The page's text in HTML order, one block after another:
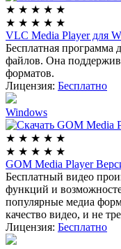
★ ★ ★ ★ ★
★ ★ ★ ★ ★
VLC Media Player для
Бесплатная программа
файлов. Она
форматов.
Лицензия: Бесплатно
Windows
★ ★ ★ ★ ★
★ ★ ★ ★ ★
GOM Media Player
Бесплатный видео
функций и
популярные медиа
качество видео, и не
Лицензия: Бесплатно